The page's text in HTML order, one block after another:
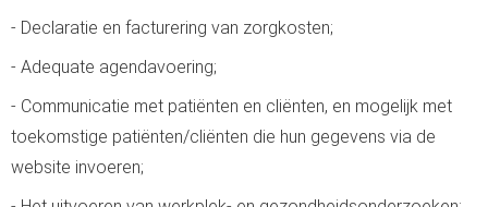
- Declaratie en facturering van zorgkosten;
- Adequate agendavoering;
- Communicatie met patiënten en cliënten, en mogelijk met
toekomstige patiënten/cliënten die hun gegevens via de
website invoeren;